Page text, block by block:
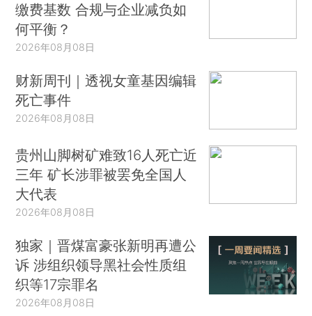
缴费基数 合规与企业减负如
何平衡？
2026年08月08日
财新周刊｜透视女童基因编辑
死亡事件
2026年08月08日
贵州山脚树矿难致16人死亡近
三年 矿长涉罪被罢免全国人
大代表
2026年08月08日
独家｜晋煤富豪张新明再遭公
诉 涉组织领导黑社会性质组
织等17宗罪名
2026年08月08日